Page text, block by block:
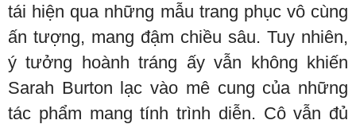
tái hiện qua những mẫu trang phục vô cùng
ấn tượng, mang đậm chiều sâu. Tuy nhiên,
ý tưởng hoành tráng ấy vẫn không khiến
Sarah Burton lạc vào mê cung của những
tác phẩm mang tính trình diễn. Cô vẫn đủ